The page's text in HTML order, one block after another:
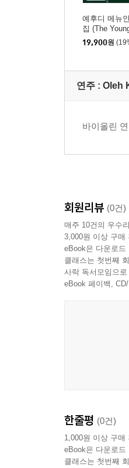
예후디 메뉴
집 (The
Menuhin)
19,900원
연주 : Oleh
바이올린
회원리뷰 (0건)
매주 10건의 우수
3,000원 이상 구매
eBook은 다운로
클래스는 첫번째
사락 독서모임으
eBook 페이백,
한줄평 (0건)
1,000원 이상 구매
eBook은 다운로
클래스는 첫번째